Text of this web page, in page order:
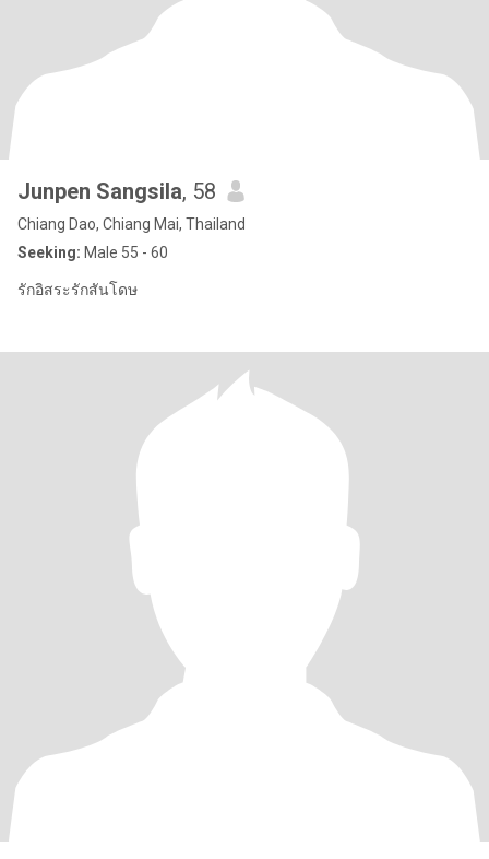
Junpen Sangsila, 58
Chiang Dao, Chiang Mai, Thailand
Seeking: Male 55 - 60
รักอิสระรักสันโดษ